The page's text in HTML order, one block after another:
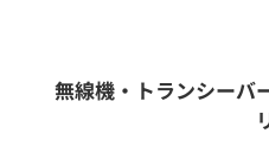
フリーワード入
無線機・トランシーバ